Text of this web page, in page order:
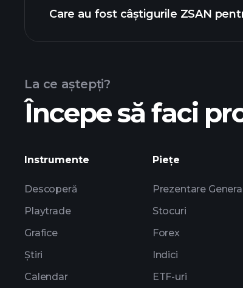
Care au fost câștigurile ZSAN
La ce aștepți?
Începe să faci
Instrumente
Descoperă
Playtrade
Grafice
Știri
Calendar
Piețe
Prezentare
Stocuri
Forex
Indici
ETF-uri